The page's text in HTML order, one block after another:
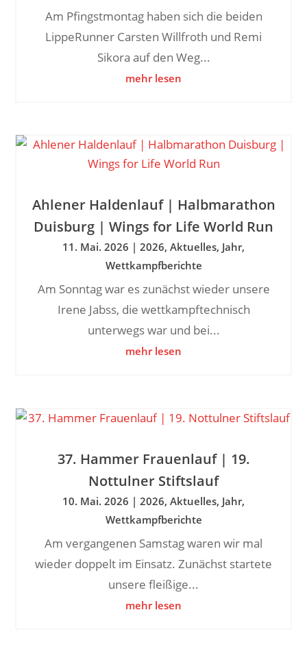
Am Pfingstmontag haben sich die beiden
LippeRunner Carsten Willfroth und Remi
Sikora auf den Weg...
mehr lesen
Ahlener Haldenlauf | Halbmarathon
Duisburg | Wings for Life World Run
11. Mai. 2026 | 2026, Aktuelles, Jahr,
Wettkampfberichte
Am Sonntag war es zunächst wieder unsere
Irene Jabss, die wettkampftechnisch
unterwegs war und bei...
mehr lesen
37. Hammer Frauenlauf | 19.
Nottulner Stiftslauf
10. Mai. 2026 | 2026, Aktuelles, Jahr,
Wettkampfberichte
Am vergangenen Samstag waren wir mal
wieder doppelt im Einsatz. Zunächst startete
unsere fleißige...
mehr lesen